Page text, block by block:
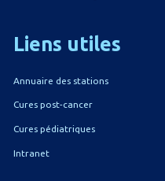
Liens utiles
Annuaire des stations
Cures post-cancer
Cures pédiatriques
Intranet